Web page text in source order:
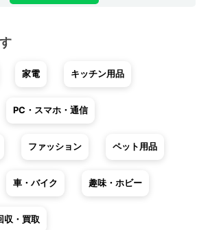
家電 キッチン用品
PC・スマホ・通信
ファッション ペット用品
車・バイク 趣味・ホビー
収・買取